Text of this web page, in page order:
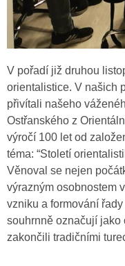
V pořadí již druhou
orientalistice. V našich
přivítali našeho
Ostřanského z
výročí 100 let od
téma: “Století
Věnoval se nejen
výrazným osobnostem
vzniku a formování
souhrnně označují jako
zakončili tradičními